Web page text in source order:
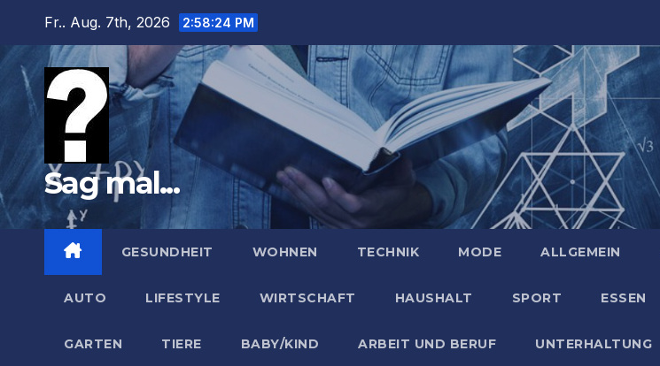
springen
Fr.. Aug. 7th, 2026 2:58:25 PM
Sag mal...
GESUNDHEIT WOHNEN TECHNIK MODE ALLGEMEIN
AUTO LIFESTYLE WIRTSCHAFT HAUSHALT SPORT ESSEN
GARTEN TIERE BABY/KIND ARBEIT UND BERUF UNTERHALTUNG